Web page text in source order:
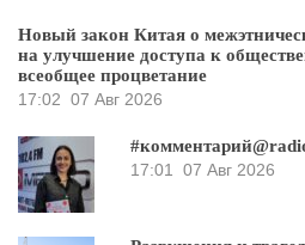
Новый закон Китая о
на улучшение доступа к
всеобщее процветание
17:02 07 Авг 2026
17:01
07 Авг 2026